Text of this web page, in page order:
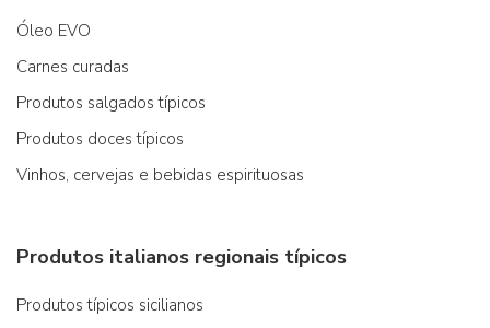
Óleo EVO
Carnes curadas
Produtos salgados típicos
Produtos doces típicos
Vinhos, cervejas e bebidas espirituosas
Produtos italianos regionais típicos
Produtos típicos sicilianos